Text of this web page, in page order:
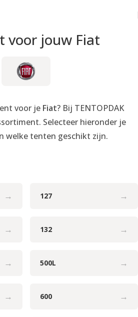
voor jouw Fiat
voor je Fiat? Bij TENTOPDAK
Selecteer hieronder je
welke tenten geschikt zijn.
→ 127 →
→ 132 →
→ 500L →
→ 600 →